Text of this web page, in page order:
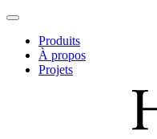
Produits
À propos
Projets